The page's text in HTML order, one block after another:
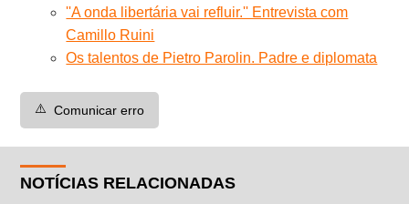
''A onda libertária vai refluir.'' Entrevista com
Camillo Ruini
Os talentos de Pietro Parolin. Padre e diplomata
⚠️ Comunicar erro
NOTÍCIAS RELACIONADAS